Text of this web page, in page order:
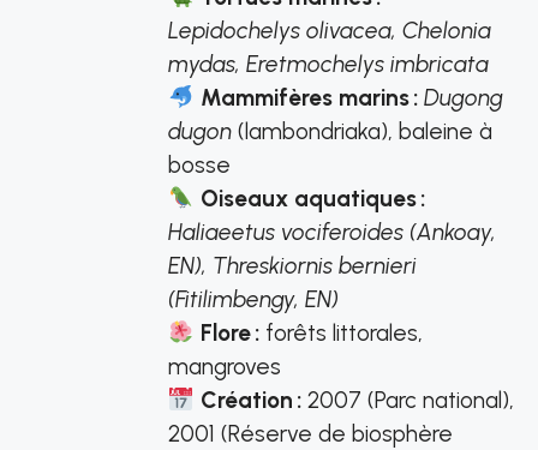
Lepidochelys olivacea, Chelonia
mydas, Eretmochelys imbricata
Mammifères marins : Dugong
dugon (lambondriaka), baleine à
bosse
Oiseaux aquatiques :
Haliaeetus vociferoides (Ankoay,
EN), Threskiornis bernieri
(Fitilimbengy, EN)
Flore :forêts littorales,
mangroves
Création :2007 (Parc national),
2001 (Réserve de biosphère